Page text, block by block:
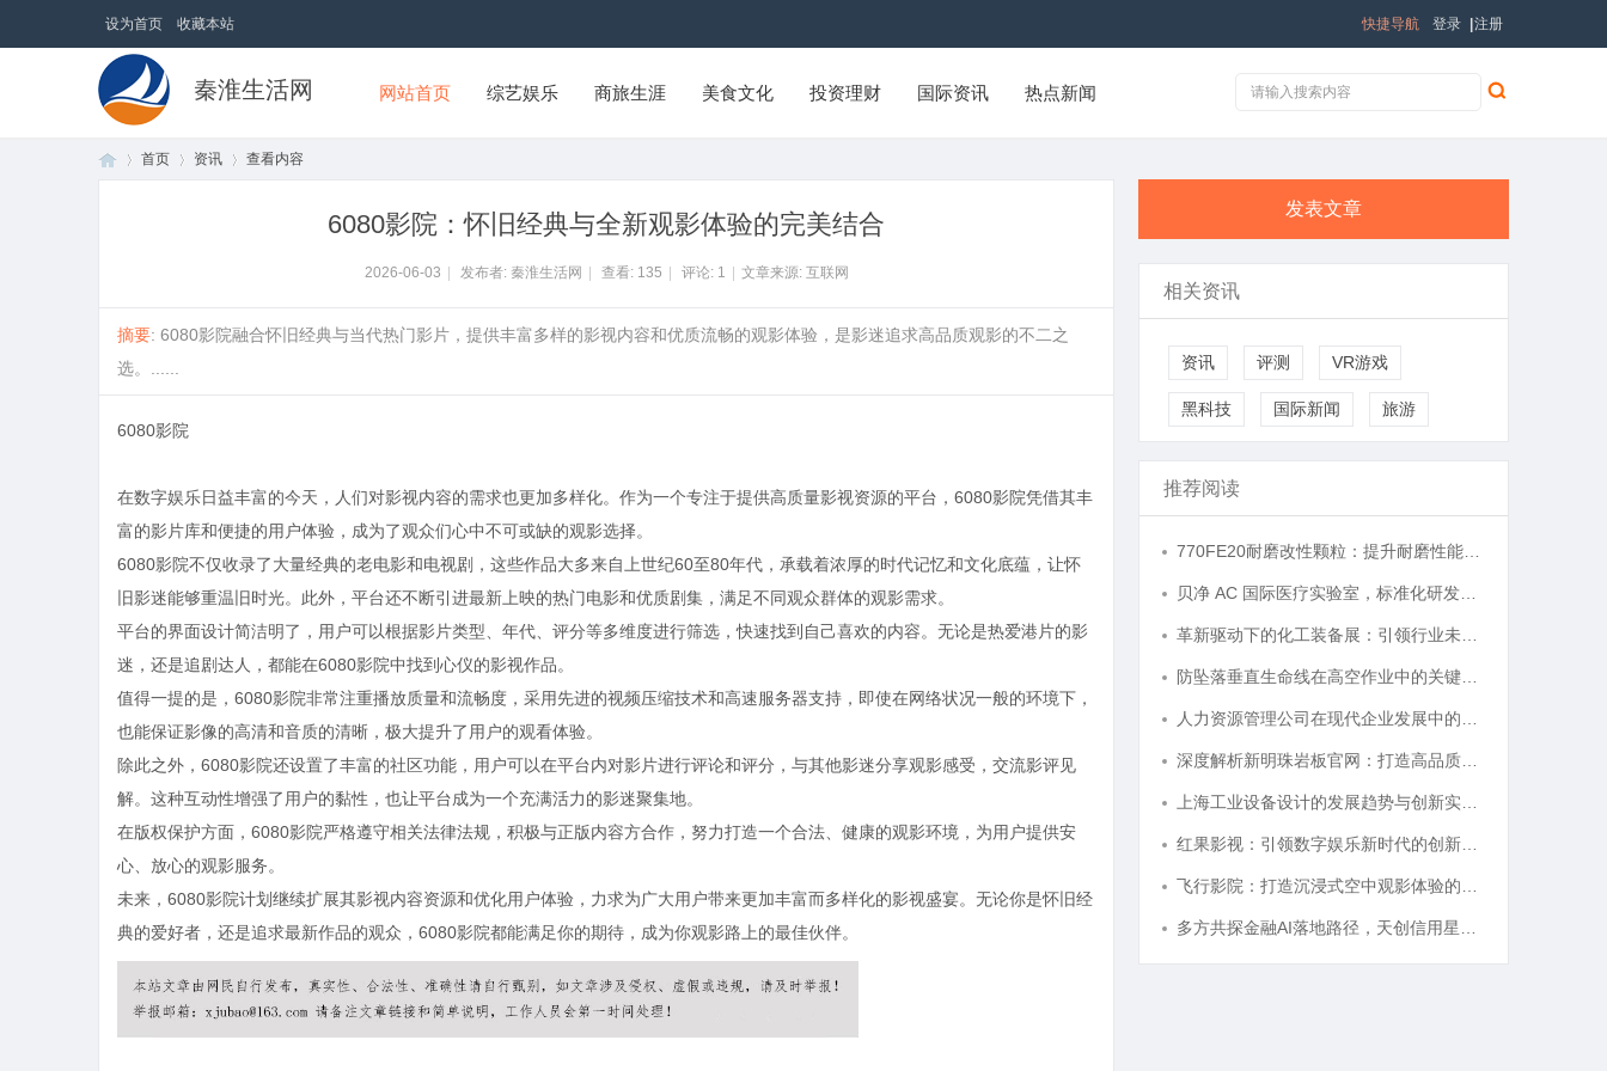
设为首页 收藏本站 登录 注册
快捷导航
秦淮生活网 网站首页 综艺娱乐 商旅生涯 美食文化 投资理财 国际资讯 热点新闻
首页 资讯 查看内容
6080影院：怀旧经典与全新观影体验的完美结合
2026-06-03 发布者: 秦淮生活网 查看: 135 评论: 1 文章来源: 互联网
摘要: 6080影院融合怀旧经典与当代热门影片，提供丰富多样的影视内容和优质流畅的观影体验，是影迷追求高品质观影的不二之
选。......
6080影院
在数字娱乐日益丰富的今天，人们对影视内容的需求也更加多样化。作为一个专注于提供高质量影视资源的平台，6080影院凭借其丰
富的影片库和便捷的用户体验，成为了观众们心中不可或缺的观影选择。
6080影院不仅收录了大量经典的老电影和电视剧，这些作品大多来自上世纪60至80年代，承载着浓厚的时代记忆和文化底蕴，让怀
旧影迷能够重温旧时光。此外，平台还不断引进最新上映的热门电影和优质剧集，满足不同观众群体的观影需求。
平台的界面设计简洁明了，用户可以根据影片类型、年代、评分等多维度进行筛选，快速找到自己喜欢的内容。无论是热爱港片的影
迷，还是追剧达人，都能在6080影院中找到心仪的影视作品。
值得一提的是，6080影院非常注重播放质量和流畅度，采用先进的视频压缩技术和高速服务器支持，即使在网络状况一般的环境下，
也能保证影像的高清和音质的清晰，极大提升了用户的观看体验。
除此之外，6080影院还设置了丰富的社区功能，用户可以在平台内对影片进行评论和评分，与其他影迷分享观影感受，交流影评见
解。这种互动性增强了用户的黏性，也让平台成为一个充满活力的影迷聚集地。
在版权保护方面，6080影院严格遵守相关法律法规，积极与正版内容方合作，努力打造一个合法、健康的观影环境，为用户提供安
心、放心的观影服务。
未来，6080影院计划继续扩展其影视内容资源和优化用户体验，力求为广大用户带来更加丰富而多样化的影视盛宴。无论你是怀旧经
典的爱好者，还是追求最新作品的观众，6080影院都能满足你的期待，成为你观影路上的最佳伙伴。
发表文章
相关资讯
资讯 评测 VR游戏
黑科技 国际新闻 旅游
推荐阅读